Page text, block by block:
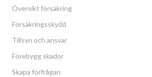
Översikt försäkring
Försäkringsskydd
Tillsyn och ansvar
Förebygg skador
Skapa förfrågan